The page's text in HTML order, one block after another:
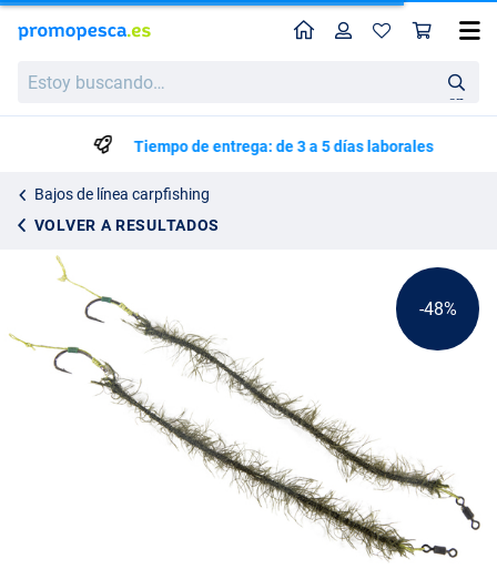
buscando…
en
Perfil
Tiempo de entrega: de 3 a 5 días laborales
Bajos de línea carpfishing
VOLVER A RESULTADOS
Fish4All Weedy Carp Aparejo (2 pzas.)
4.95
-48%